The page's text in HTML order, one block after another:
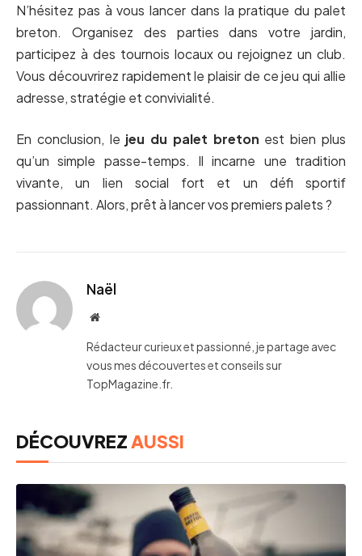
N’hésitez pas à vous lancer dans la pratique du palet
breton. Organisez des parties dans votre jardin,
participez à des tournois locaux ou rejoignez un club.
Vous découvrirez rapidement le plaisir de ce jeu qui allie
adresse, stratégie et convivialité.
En conclusion, le jeu du palet breton est bien plus
qu’un simple passe-temps. Il incarne une tradition
vivante, un lien social fort et un défi sportif
passionnant. Alors, prêt à lancer vos premiers palets ?
Naël
Website
Rédacteur curieux et passionné, je partage avec
vous mes découvertes et conseils sur
TopMagazine.fr.
DÉCOUVREZAUSSI